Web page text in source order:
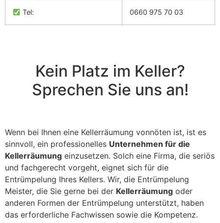
Tel: 0660 975 70 03
Kein Platz im Keller?
Sprechen Sie uns an!
Wenn bei Ihnen eine Kellerräumung vonnöten ist, ist es
sinnvoll, ein professionelles Unternehmen für die
Kellerräumung einzusetzen. Solch eine Firma, die seriös
und fachgerecht vorgeht, eignet sich für die
Entrümpelung Ihres Kellers. Wir, die Entrümpelung
Meister, die Sie gerne bei der Kellerräumung oder
anderen Formen der Entrümpelung unterstützt, haben
das erforderliche Fachwissen sowie die Kompetenz.